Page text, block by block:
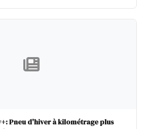
Pneu d'hiver à kilométrage plus